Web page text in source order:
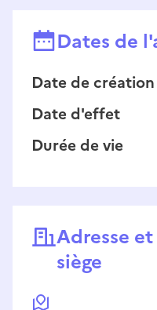
Dates de
Date de création
Date d'effet
Durée de vie
Adresse
siège